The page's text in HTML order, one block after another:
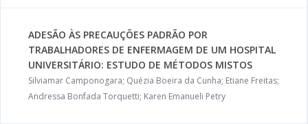
ADESÃO ÀS PRECAUÇÕES PADRÃO POR
TRABALHADORES DE ENFERMAGEM DE UM HOSPITAL
UNIVERSITÁRIO: ESTUDO DE MÉTODOS MISTOS
Silviamar Camponogara; Quézia Boeira da Cunha; Etiane Freitas;
Andressa Bonfada Torquetti; Karen Emanueli Petry